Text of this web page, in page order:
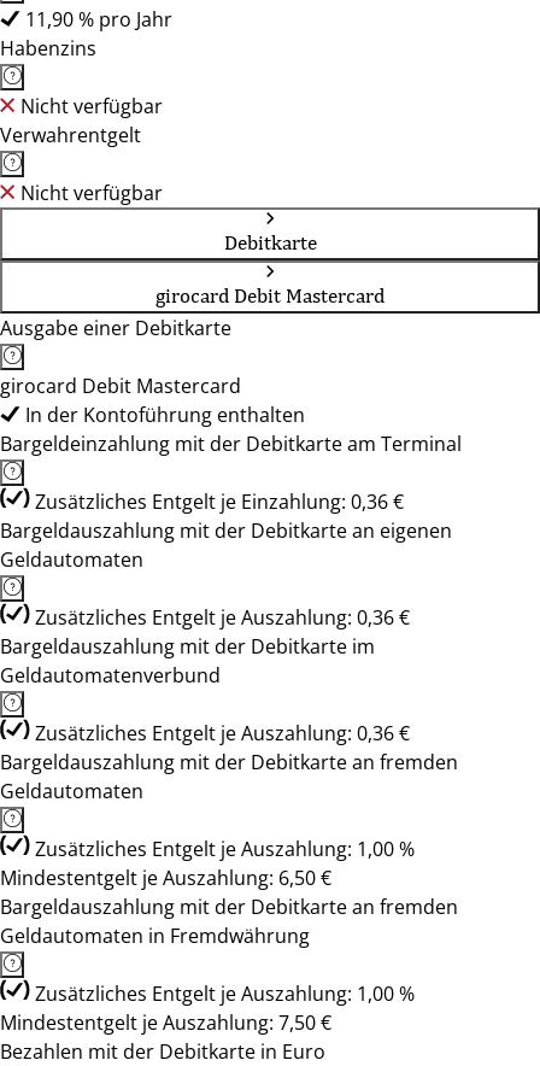
11,90 % pro Jahr
Habenzins
Nicht verfügbar
Verwahrentgelt
Nicht verfügbar
Debitkarte
girocard Debit Mastercard
Ausgabe einer Debitkarte
girocard Debit Mastercard
In der Kontoführung enthalten
Bargeldeinzahlung mit der Debitkarte am Terminal
Zusätzliches Entgelt je Einzahlung: 0,36 €
Bargeldauszahlung mit der Debitkarte an eigenen
Geldautomaten
Zusätzliches Entgelt je Auszahlung: 0,36 €
Bargeldauszahlung mit der Debitkarte im
Geldautomatenverbund
Zusätzliches Entgelt je Auszahlung: 0,36 €
Bargeldauszahlung mit der Debitkarte an fremden
Geldautomaten
Zusätzliches Entgelt je Auszahlung: 1,00 %
Mindestentgelt je Auszahlung: 6,50 €
Bargeldauszahlung mit der Debitkarte an fremden
Geldautomaten in Fremdwährung
Zusätzliches Entgelt je Auszahlung: 1,00 %
Mindestentgelt je Auszahlung: 7,50 €
Bezahlen mit der Debitkarte in Euro